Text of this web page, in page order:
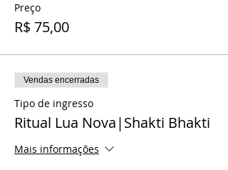
Preço
R$ 75,00
Vendas encerradas
Tipo de ingresso
Ritual Lua Nova|Shakti Bhakti
Mais informações